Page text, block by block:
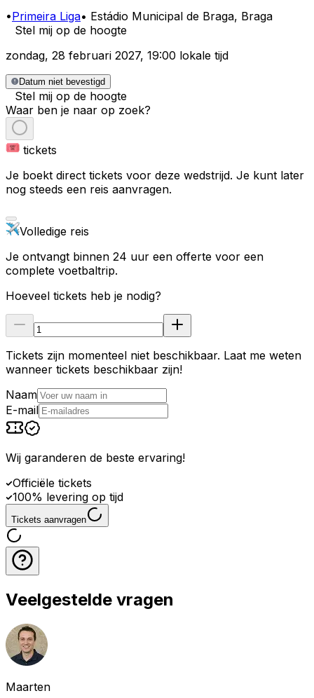
•Primeira Liga• Estádio Municipal de Braga, Braga
Stel mij op de hoogte
zondag, 28 februari 2027, 19:00 lokale tijd
Datum niet bevestigd
Stel mij op de hoogte
Waar ben je naar op zoek?
tickets
Je boekt direct tickets voor deze wedstrijd. Je kunt later
nog steeds een reis aanvragen.
Volledige reis
Je ontvangt binnen 24 uur een offerte voor een
complete voetbaltrip.
Hoeveel tickets heb je nodig?
Tickets zijn momenteel niet beschikbaar. Laat me weten
wanneer tickets beschikbaar zijn!
Naam
E-mail
Wij garanderen de beste ervaring!
Officiële tickets
100% levering op tijd
Tickets aanvragen
Veelgestelde vragen
Maarten